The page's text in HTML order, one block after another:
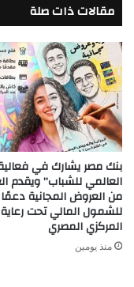
مقالات ذات صلة
بنك مصر يشارك في
العالمي للشباب” ويقدم
من العروض المجانية دعمًا
للشمول المالي تحت رعاية
المركزي المصري
منذ يومين